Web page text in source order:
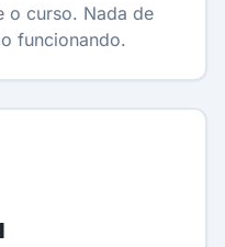
o curso. Nada de
funcionando.